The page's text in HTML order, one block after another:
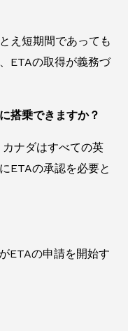
え短期間であっても
ETAの取得が義務づ
搭乗できますか？
ナダはすべての英
ETAの承認を必要と
ETAの申請を開始す